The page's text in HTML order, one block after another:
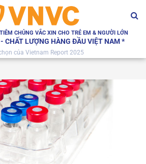
CHỦNG VẮC XIN CHO TRẺ EM & NGƯỜI LỚN
CHẤT LƯỢNG HÀNG ĐẦU VIỆT NAM *
của Vietnam Report 2025